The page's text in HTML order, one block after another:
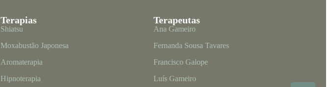
Terapias
Shiatsu
Moxabustão Japonesa
Aromaterapia
Hipnoterapia
Terapeutas
Ana Gameiro
Fernanda Sousa Tavares
Francisco Galope
Luís Gameiro